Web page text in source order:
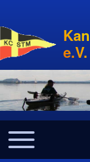
e.V.
Navigation
Toggle main menu